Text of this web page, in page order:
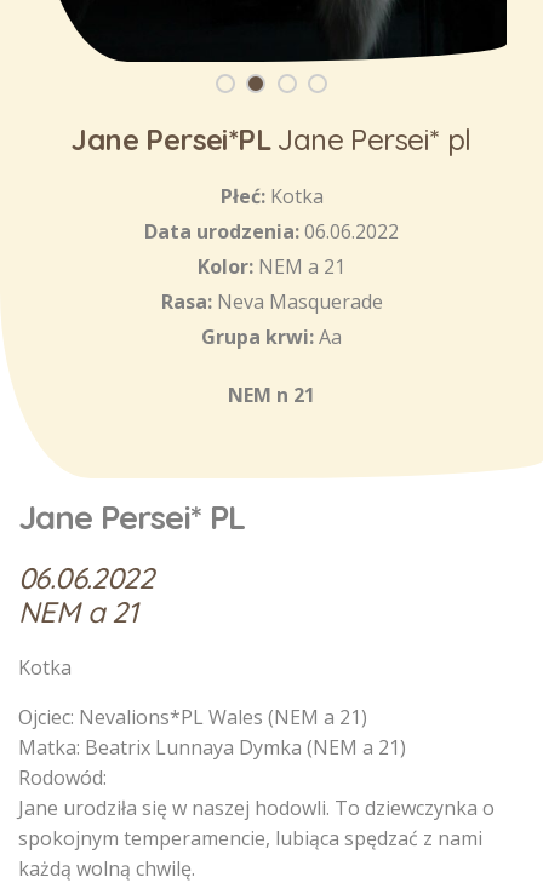
Jane Persei*PLJane Persei* pl
Płeć: Kotka
Data urodzenia:06.06.2022
Kolor: NEM a 21
Rasa: Neva Masquerade
Grupa krwi:Aa
NEM n 21
Jane Persei* PL
06.06.2022
NEM a 21
Kotka
Ojciec: Nevalions*PL Wales (NEM a 21)
Matka: Beatrix Lunnaya Dymka (NEM a 21)
Rodowód:
Jane urodziła się w naszej hodowli. To dziewczynka o
spokojnym temperamencie, lubiąca spędzać z nami
każdą wolną chwilę.